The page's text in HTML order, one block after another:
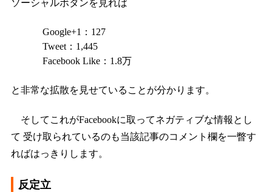
ソーシャルボタンを見れば
Google+1：127
Tweet：1,445
Facebook Like：1.8万
と非常な拡散を見せていることが分かります。
そしてこれがFacebookに取ってネガティブな情報とし
て 受け取られているのも当該記事のコメント欄を一瞥す
ればはっきりします。
反定立